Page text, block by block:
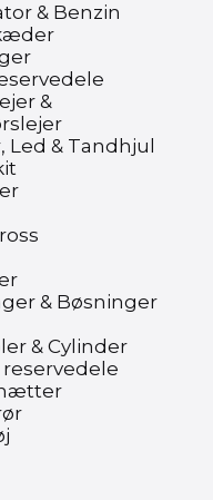
& Benzin
&
Led & Tandhjul
& Bøsninger
& Cylinder
reservedele